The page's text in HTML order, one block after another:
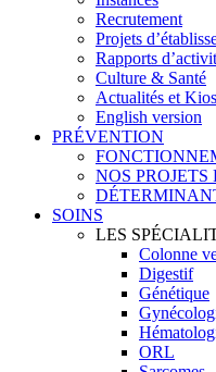
Recrutement
Projets
Rapports
Culture & Santé
Actualités et
English version
PRÉVENTION
NOS
SOINS
LES
Colonne
Digestif
Génétique
ORL